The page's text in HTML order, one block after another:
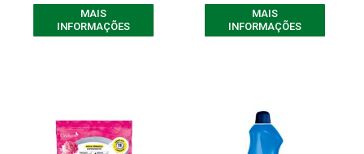
MAIS
INFORMAÇÕES
MAIS
INFORMAÇÕES